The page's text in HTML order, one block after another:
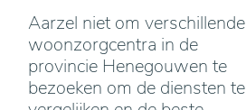
Aarzel niet om verschillende
woonzorgcentra in de
provincie Henegouwen te
bezoeken om de diensten te